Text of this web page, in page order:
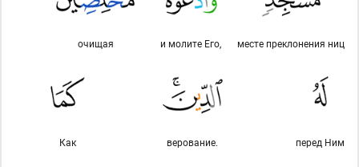
месте преклонения ниц
и молите Его,
очищая
перед Ним
верование.
Как